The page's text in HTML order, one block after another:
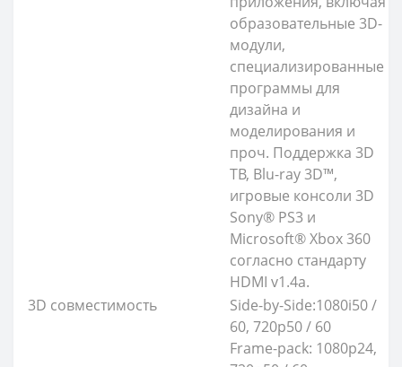
образовательные 3D-
модули,
специализированные
программы для
дизайна и
моделирования и
проч. Поддержка 3D
ТВ, Blu-ray 3D™,
игровые консоли 3D
Sony® PS3 и
Microsoft® Xbox 360
согласно стандарту
HDMI v1.4a.
3D совместимость
Side-by-Side:1080i50 /
60, 720p50 / 60
Frame-pack: 1080p24,